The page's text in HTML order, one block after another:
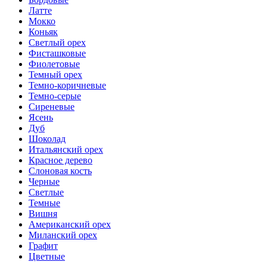
Латте
Мокко
Коньяк
Светлый орех
Фисташковые
Фиолетовые
Темный орех
Темно-коричневые
Темно-серые
Сиреневые
Ясень
Дуб
Шоколад
Итальянский орех
Красное дерево
Слоновая кость
Черные
Светлые
Темные
Вишня
Американский орех
Миланский орех
Графит
Цветные